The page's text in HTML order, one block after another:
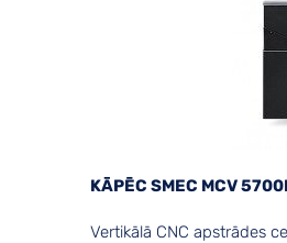
KĀPĒC SMEC MCV
Vertikālā CNC apstrādes